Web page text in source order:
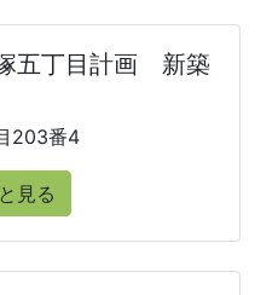
五丁目計画 新築
203番4
見る